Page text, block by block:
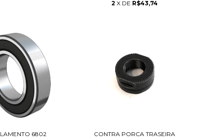
2 X DE R$43,74
6802
CONTRA PORCA TRASEIRA